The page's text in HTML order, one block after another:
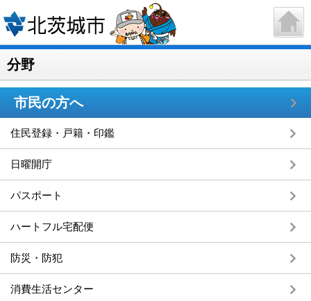
分野
市民の方へ
住民登録・戸籍・印鑑
日曜開庁
パスポート
ハートフル宅配便
防災・防犯
消費生活センター